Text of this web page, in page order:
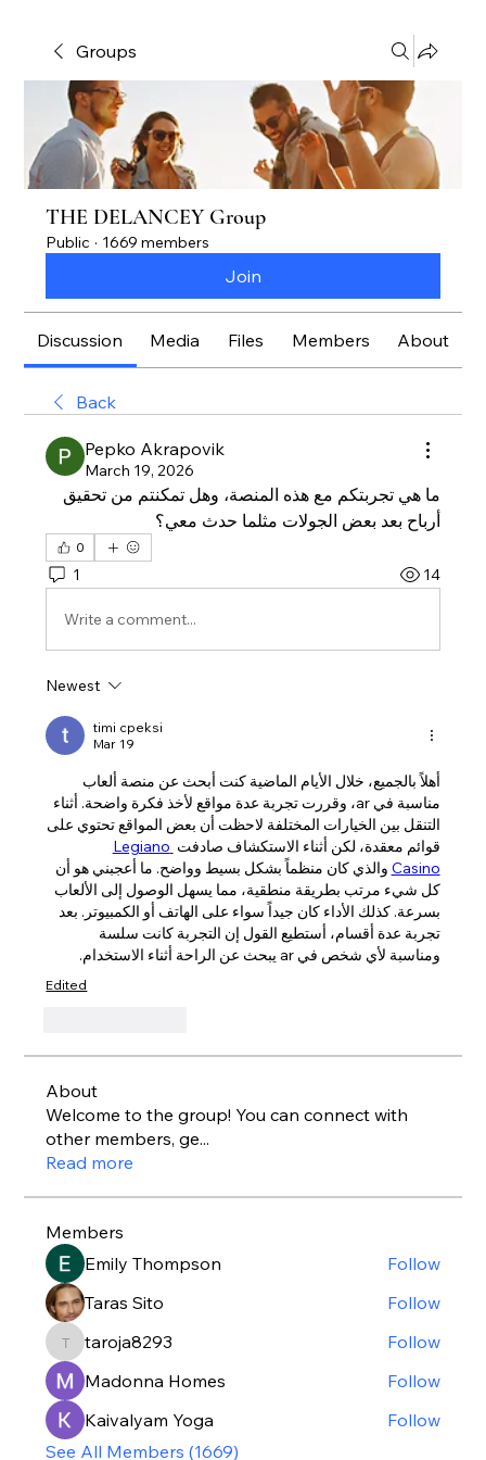
Groups
THE DELANCEY Group
Public · 1669 members
Join
Discussion Media Files Members About
Back
Pepko Akrapovik
March 19, 2026
أرباح بعد بعض الجولات مثلما حدث معي؟
0
1 14
Write a comment...
Newest
timi cpeksi
Mar 19
قوائم معقدة، لكن أثناء الاستكشاف صادفت Legiano
Casino
ومناسبة لأي شخص في ar يبحث عن الراحة أثناء الاستخدام.
Edited
About
Welcome to the group! You can connect with
other members, ge...
Read more
Members
Emily Thompson
Follow
Taras Sito
Follow
taroja8293
taroja8293
Follow
Madonna Homes
Follow
Kaivalyam Yoga
Follow
See All Members (1669)